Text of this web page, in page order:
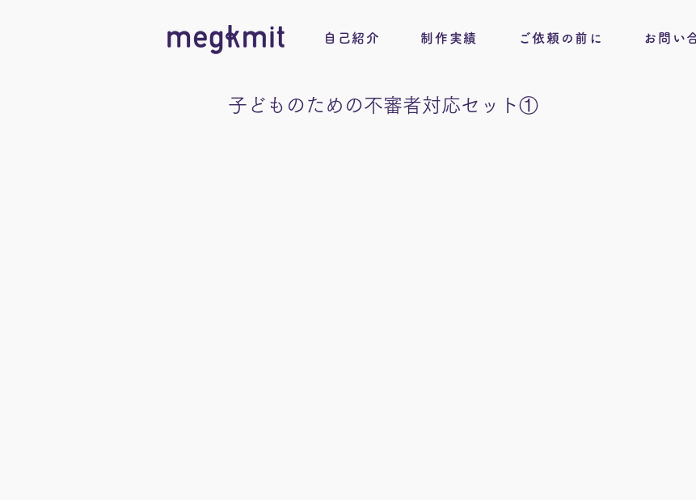
自己紹介 制作実績 ご依頼の前に お問い
子どものための不審者対応セット①